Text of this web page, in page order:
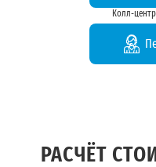
Колл-
РАСЧЁТ